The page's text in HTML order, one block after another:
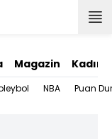
Magazin Kadın
NBA Puan